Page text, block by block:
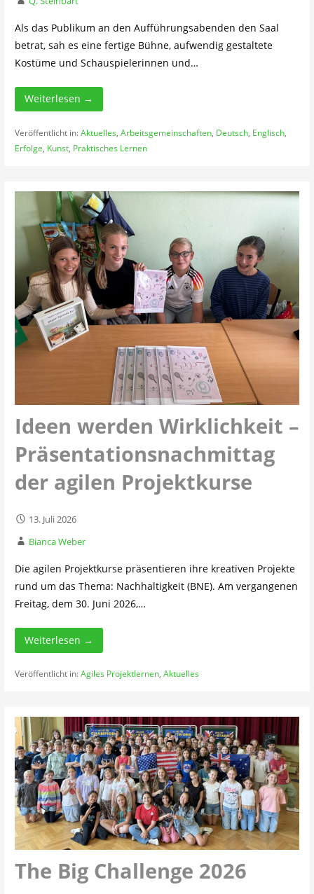
Als das Publikum an den Aufführungsabenden den Saal
betrat, sah es eine fertige Bühne, aufwendig gestaltete
Kostüme und Schauspielerinnen und…
Weiterlesen →
Veröffentlicht in:Aktuelles, Arbeitsgemeinschaften, Deutsch, Englisch,
Erfolge, Kunst, Praktisches Lernen
Ideen werden Wirklichkeit –
Präsentationsnachmittag
der agilen Projektkurse
13. Juli 2026
Bianca Weber
Die agilen Projektkurse präsentieren ihre kreativen Projekte
rund um das Thema: Nachhaltigkeit (BNE). Am vergangenen
Freitag, dem 30. Juni 2026,…
Weiterlesen →
Veröffentlicht in:Agiles Projektlernen, Aktuelles
The Big Challenge 2026